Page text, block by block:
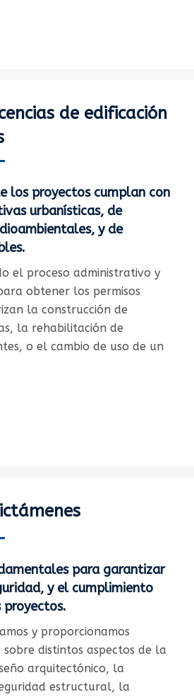
de edificación
los proyectos cumplan con
urbanísticas, de
y de
el proceso administrativo y
obtener los permisos
la construcción de
la rehabilitación de
o el cambio de uso de un
para garantizar
y el cumplimiento
y proporcionamos
sobre distintos aspectos de la
arquitectónico, la
estructural, la